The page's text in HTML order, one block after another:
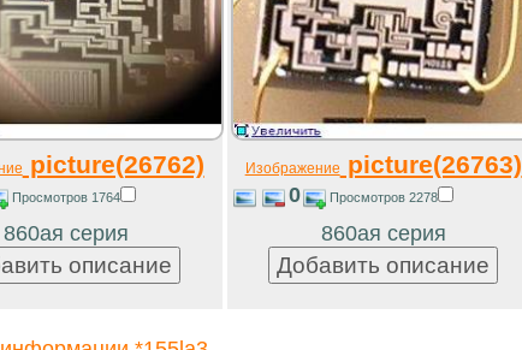
picture(26762)
Просмотров 1764
860ая серия
Изображение picture(26763)
0 Просмотров 2278
860ая серия